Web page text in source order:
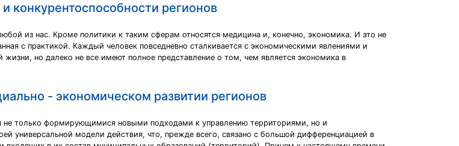
конкурентоспособности регионов
из нас. Кроме политики к таким сферам относятся медицина и, конечно, экономика. И это не
с практикой. Каждый человек повседневно сталкивается с экономическими явлениями и
но далеко не все имеют полное представление о том, чем является экономика в
- экономическом развитии регионов
не только формирующимися новыми подходами к управлению территориями, но и
универсальной модели действия, что, прежде всего, связано с большой дифференциацией в